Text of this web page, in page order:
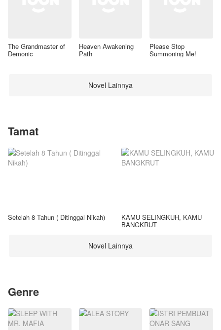
The Grandmaster of
Demonic
Heaven Awakening
Path
Please Stop
Summoning Me!
Novel Lainnya
Tamat
Setelah 8 Tahun ( Ditinggal Nikah) KAMU SELINGKUH, KAMU
BANGKRUT
Novel Lainnya
Genre